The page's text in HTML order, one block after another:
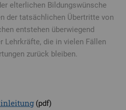
elterlichen Bildungswünsche
der tatsächlichen Übertritte von
entstehen überwiegend
Lehrkräfte, die in vielen Fällen
zurück bleiben.
(pdf)